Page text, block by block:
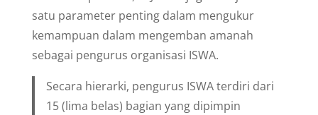
satu parameter penting dalam mengukur
kemampuan dalam mengemban amanah
sebagai pengurus organisasi ISWA.
Secara hierarki, pengurus ISWA terdiri dari
15 (lima belas) bagian yang dipimpin